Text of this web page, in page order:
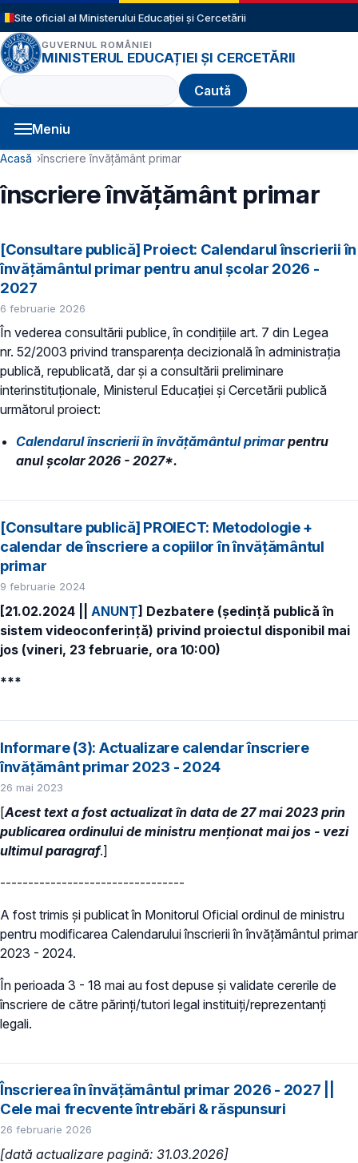
Sari la conținutul principal
Site oficial al Ministerului Educației și Cercetării
GUVERNUL ROMÂNIEI
MINISTERUL EDUCAȚIEI ȘI CERCETĂRII
Caută
Meniu
Navigație principală
Cale de navigare
Acasă înscriere învățământ primar
înscriere învățământ primar
[Consultare publică] Proiect: Calendarul înscrierii în
învăţământul primar pentru anul şcolar 2026 -
2027
6 februarie 2026
În vederea consultării publice, în condiţiile art. 7 din Legea
nr. 52/2003 privind transparenţa decizională în administraţia
publică, republicată, dar și a consultării preliminare
interinstituționale, Ministerul Educaţiei și Cercetării publică
următorul proiect:
Calendarul înscrierii în învăţământul primarpentru
anul şcolar 2026 - 2027*.
[Consultare publică] PROIECT: Metodologie +
calendar de înscriere a copiilor în învăţământul
primar
9 februarie 2024
[21.02.2024 || ANUNȚ] Dezbatere (ședință publică în
sistem videoconferință) privind proiectul disponibil mai
jos (vineri, 23 februarie, ora 10:00)
***
Informare (3): Actualizare calendar înscriere
învățământ primar 2023 - 2024
26 mai 2023
[Acest text a fost actualizat în data de 27 mai 2023 prin
publicarea ordinului de ministru menționat mai jos - vezi
ultimul paragraf.]
---------------------------------
A fost trimis și publicat în Monitorul Oficial ordinul de ministru
pentru modificarea Calendarului înscrierii în învățământul primar
2023 - 2024.
În perioada 3 - 18 mai au fost depuse și validate cererile de
înscriere de către părinți/tutori legal instituiți/reprezentanți
legali.
Înscrierea în învățământul primar 2026 - 2027 ||
Cele mai frecvente întrebări & răspunsuri
26 februarie 2026
[dată actualizare pagină: 31.03.2026]